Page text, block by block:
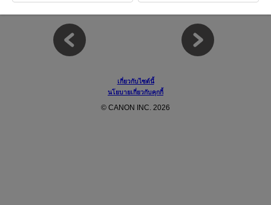
เกี่ยวกับไซต์นี้
นโยบายเกี่ยวกับคุกกี้
© CANON INC. 2026